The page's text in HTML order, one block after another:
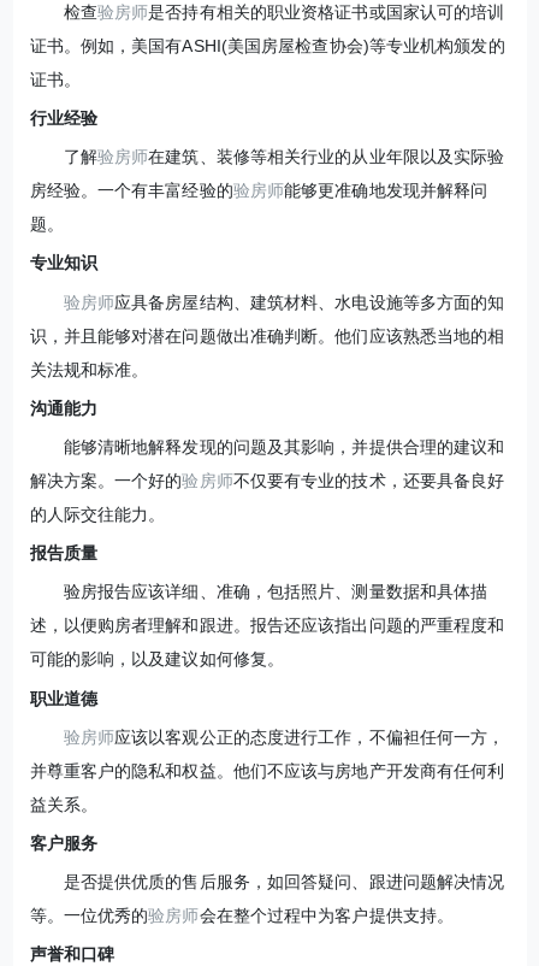
检查验房师是否持有相关的职业资格证书或国家认可的培训
证书。例如，美国有ASHI(美国房屋检查协会)等专业机构颁发的
证书。
行业经验
了解验房师在建筑、装修等相关行业的从业年限以及实际验
房经验。一个有丰富经验的验房师能够更准确地发现并解释问
题。
专业知识
验房师应具备房屋结构、建筑材料、水电设施等多方面的知
识，并且能够对潜在问题做出准确判断。他们应该熟悉当地的相
关法规和标准。
沟通能力
能够清晰地解释发现的问题及其影响，并提供合理的建议和
解决方案。一个好的验房师不仅要有专业的技术，还要具备良好
的人际交往能力。
报告质量
验房报告应该详细、准确，包括照片、测量数据和具体描
述，以便购房者理解和跟进。报告还应该指出问题的严重程度和
可能的影响，以及建议如何修复。
职业道德
验房师应该以客观公正的态度进行工作，不偏袒任何一方，
并尊重客户的隐私和权益。他们不应该与房地产开发商有任何利
益关系。
客户服务
是否提供优质的售后服务，如回答疑问、跟进问题解决情况
等。一位优秀的验房师会在整个过程中为客户提供支持。
声誉和口碑